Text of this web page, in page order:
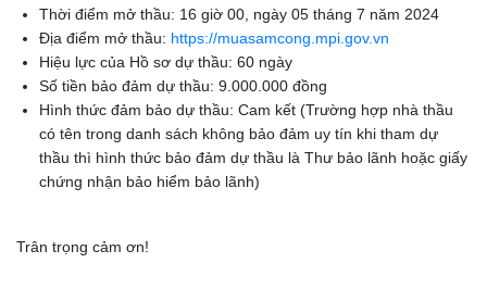
Thời điểm mở thầu: 16 giờ 00, ngày 05 tháng 7 năm 2024
Địa điểm mở thầu: https://muasamcong.mpi.gov.vn
Hiệu lực của Hồ sơ dự thầu: 60 ngày
Số tiền bảo đảm dự thầu: 9.000.000 đồng
Hình thức đảm bảo dự thầu: Cam kết (Trường hợp nhà thầu
có tên trong danh sách không bảo đảm uy tín khi tham dự
thầu thì hình thức bảo đảm dự thầu là Thư bảo lãnh hoặc giấy
chứng nhận bảo hiểm bảo lãnh)
Trân trọng cảm ơn!